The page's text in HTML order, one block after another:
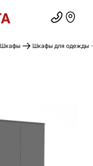
Шкафы Шкафы для одежды